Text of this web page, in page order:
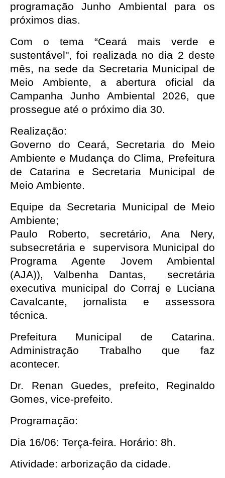
programação Junho Ambiental para os
próximos dias.
Com o tema “Ceará mais verde e
sustentável", foi realizada no dia 2 deste
mês, na sede da Secretaria Municipal de
Meio Ambiente, a abertura oficial da
Campanha Junho Ambiental 2026, que
prossegue até o próximo dia 30.
Realização:
Governo do Ceará, Secretaria do Meio
Ambiente e Mudança do Clima, Prefeitura
de Catarina e Secretaria Municipal de
Meio Ambiente.
Equipe da Secretaria Municipal de Meio
Ambiente;
Paulo Roberto, secretário, Ana Nery,
subsecretária e  supervisora Municipal do
Programa Agente Jovem Ambiental
(AJA)), Valbenha Dantas,  secretária
executiva municipal do Corraj e Luciana
Cavalcante, jornalista e assessora
técnica.
Prefeitura Municipal de Catarina.
Administração Trabalho que faz
acontecer.
Dr. Renan Guedes, prefeito, Reginaldo
Gomes, vice-prefeito.
Programação:
Dia 16/06: Terça-feira. Horário: 8h.
Atividade: arborização da cidade.